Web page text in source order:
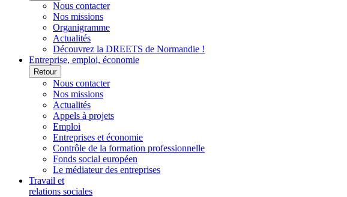
Nous contacter
Nos missions
Organigramme
Actualités
Découvrez la DREETS de Normandie !
Entreprise, emploi, économie
Retour
Nous contacter
Nos missions
Actualités
Appels à projets
Emploi
Entreprises et économie
Contrôle de la formation professionnelle
Fonds social européen
Le médiateur des entreprises
Travail et
relations sociales